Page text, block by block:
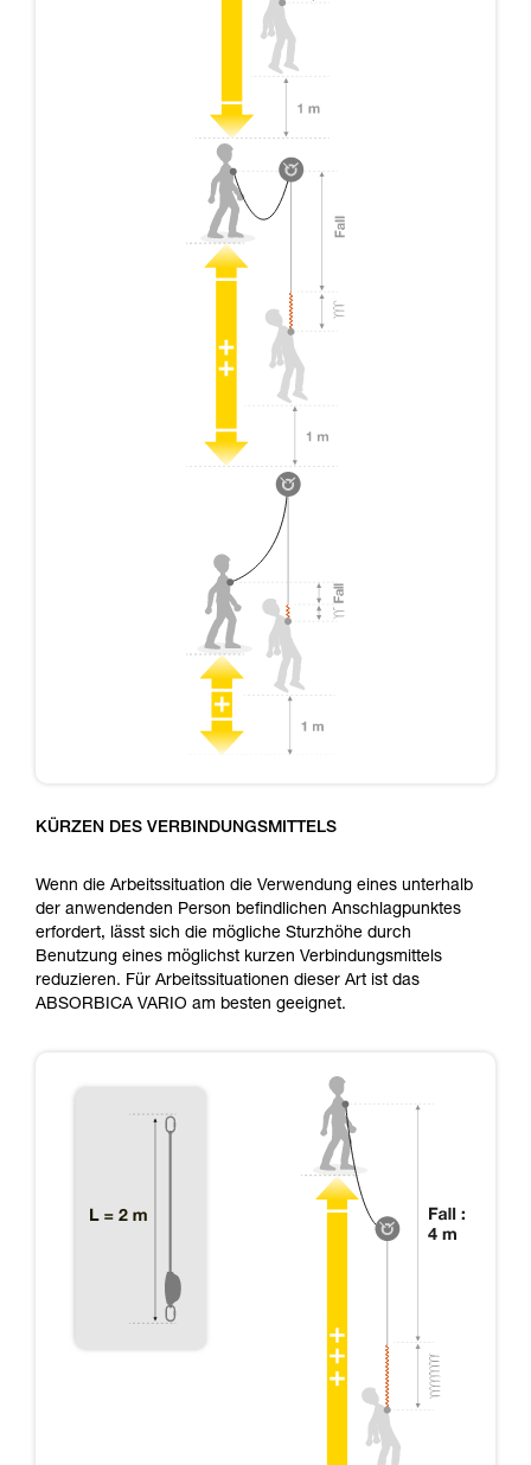
KÜRZEN DES VERBINDUNGSMITTELS
Wenn die Arbeitssituation die Verwendung eines unterhalb
der anwendenden Person befindlichen Anschlagpunktes
erfordert, lässt sich die mögliche Sturzhöhe durch
Benutzung eines möglichst kurzen Verbindungsmittels
reduzieren. Für Arbeitssituationen dieser Art ist das
ABSORBICA VARIO am besten geeignet.